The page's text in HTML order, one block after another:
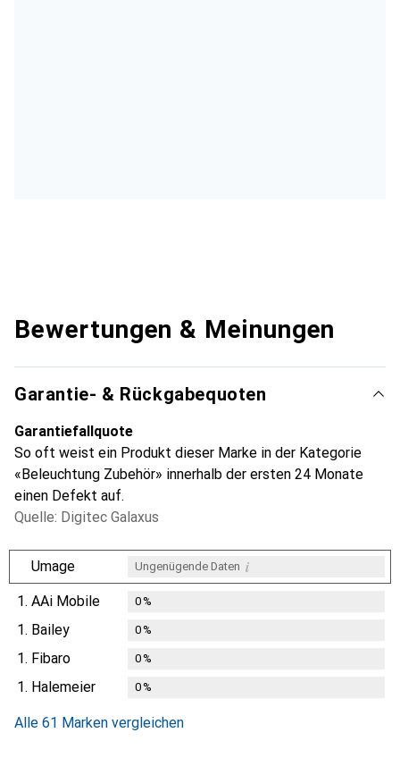
Bewertungen & Meinungen
Garantie- & Rückgabequoten
Garantiefallquote
So oft weist ein Produkt dieser Marke in der Kategorie
«Beleuchtung Zubehör» innerhalb der ersten 24 Monate
einen Defekt auf.
Quelle: Digitec Galaxus
Umage Ungenügende Daten i
1. AAi Mobile 0%
1. Bailey 0%
1. Fibaro 0%
1. Halemeier 0%
Alle 61 Marken vergleichen